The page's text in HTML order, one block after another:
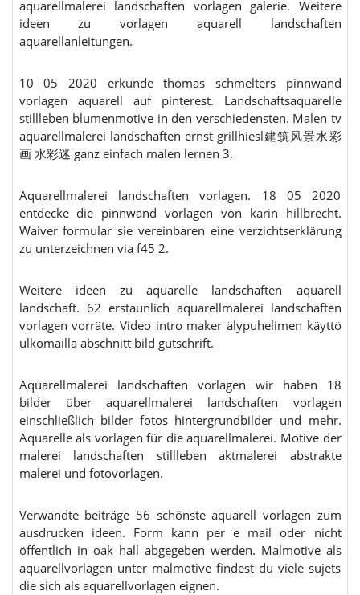
aquarellmalerei landschaften vorlagen galerie. Weitere
ideen zu vorlagen aquarell landschaften
aquarellanleitungen.
10 05 2020 erkunde thomas schmelters pinnwand
vorlagen aquarell auf pinterest. Landschaftsaquarelle
stillleben blumenmotive in den verschiedensten. Malen tv
aquarellmalerei landschaften ernst grillhiesl建筑风景水彩
画 水彩迷 ganz einfach malen lernen 3.
Aquarellmalerei landschaften vorlagen. 18 05 2020
entdecke die pinnwand vorlagen von karin hillbrecht.
Waiver formular sie vereinbaren eine verzichtserklärung
zu unterzeichnen via f45 2.
Weitere ideen zu aquarelle landschaften aquarell
landschaft. 62 erstaunlich aquarellmalerei landschaften
vorlagen vorräte. Video intro maker älypuhelimen käyttö
ulkomailla abschnitt bild gutschrift.
Aquarellmalerei landschaften vorlagen wir haben 18
bilder über aquarellmalerei landschaften vorlagen
einschließlich bilder fotos hintergrundbilder und mehr.
Aquarelle als vorlagen für die aquarellmalerei. Motive der
malerei landschaften stillleben aktmalerei abstrakte
malerei und fotovorlagen.
Verwandte beiträge 56 schönste aquarell vorlagen zum
ausdrucken ideen. Form kann per e mail oder nicht
öffentlich in oak hall abgegeben werden. Malmotive als
aquarellvorlagen unter malmotive findest du viele sujets
die sich als aquarellvorlagen eignen.